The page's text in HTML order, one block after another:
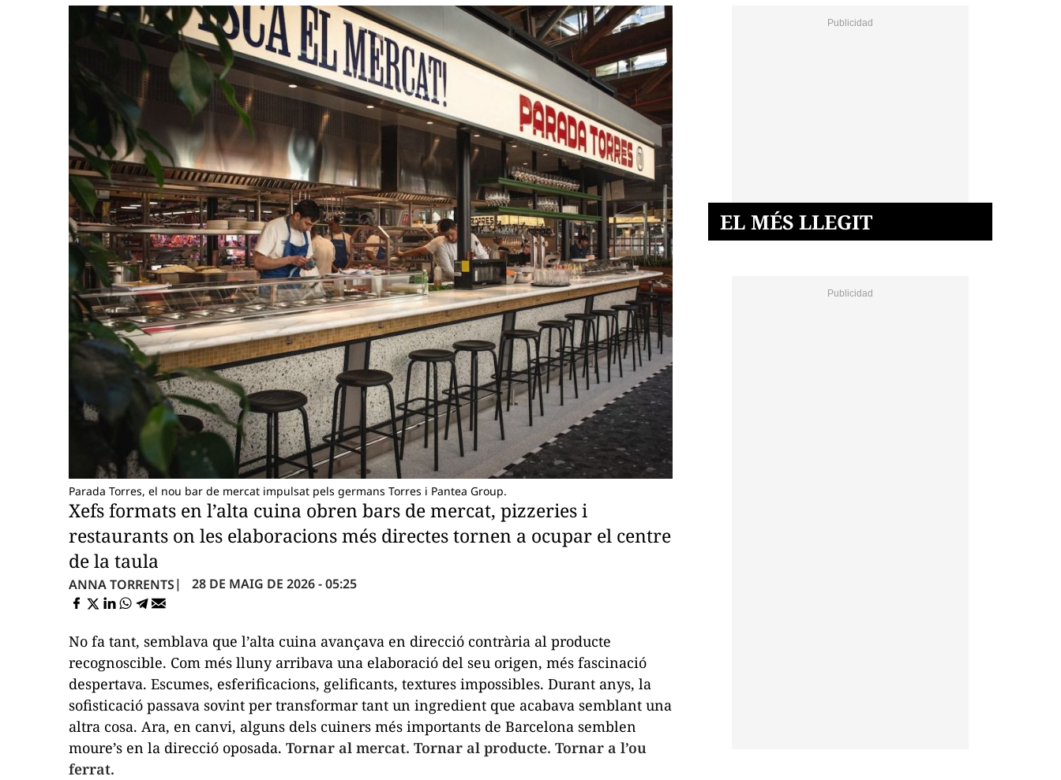
Parada Torres, el nou bar de mercat impulsat pels germans Torres i Pantea Group.
Xefs formats en l’alta cuina obren bars de mercat, pizzeries i
restaurants on les elaboracions més directes tornen a ocupar el centre
de la taula
ANNA TORRENTS 28 DE MAIG DE 2026 - 05:25
No fa tant, semblava que l’alta cuina avançava en direcció contrària al producte
recognoscible. Com més lluny arribava una elaboració del seu origen, més fascinació
despertava. Escumes, esferificacions, gelificants, textures impossibles. Durant anys, la
sofisticació passava sovint per transformar tant un ingredient que acabava semblant una
altra cosa. Ara, en canvi, alguns dels cuiners més importants de Barcelona semblen
moure’s en la direcció oposada. Tornar al mercat. Tornar al producte. Tornar a l’ou
ferrat.
EL MÉS LLEGIT